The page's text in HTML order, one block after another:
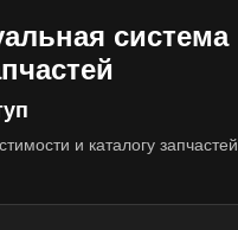
система
и каталогу запчастей